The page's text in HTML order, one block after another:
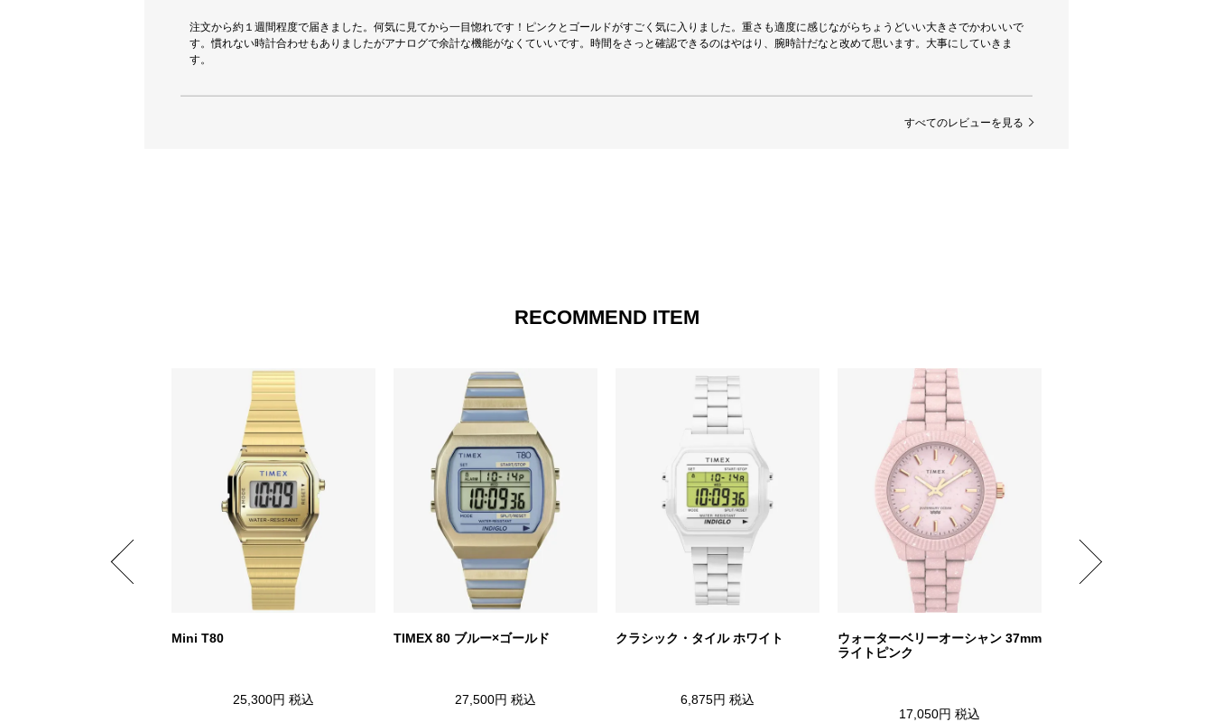
注文から約１週間程度で届きました。何気に見てから一目惚れです！ピンクとゴールドがすごく気に入りました。重さも適度に感じながらちょうどいい大きさでかわいいで
す。慣れない時計合わせもありましたがアナログで余計な機能がなくていいです。時間をさっと確認できるのはやはり、腕時計だなと改めて思います。大事にしていきま
す。
すべてのレビューを見る
RECOMMEND ITEM
Mini T80
25,300円 税込
TIMEX 80 ブルー×ゴールド
27,500円 税込
クラシック・タイル ホワイト
6,875円 税込
ウォーターベリーオーシャン 37mm
ライトピンク
17,050円 税込